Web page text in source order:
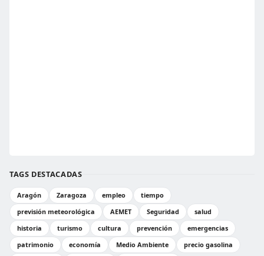
TAGS DESTACADAS
Aragón Zaragoza empleo
tiempo
previsión meteorológica
AEMET Seguridad
salud
historia
turismo cultura prevención
emergencias
patrimonio
economía Medio Ambiente
precio gasolina